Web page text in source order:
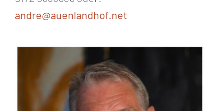
andre@auenlandhof.net